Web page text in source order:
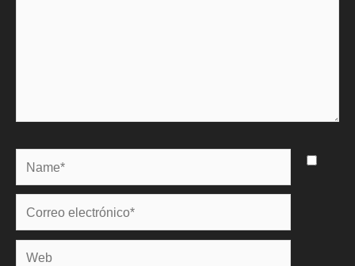
Name*
Correo
electrónico*
Web